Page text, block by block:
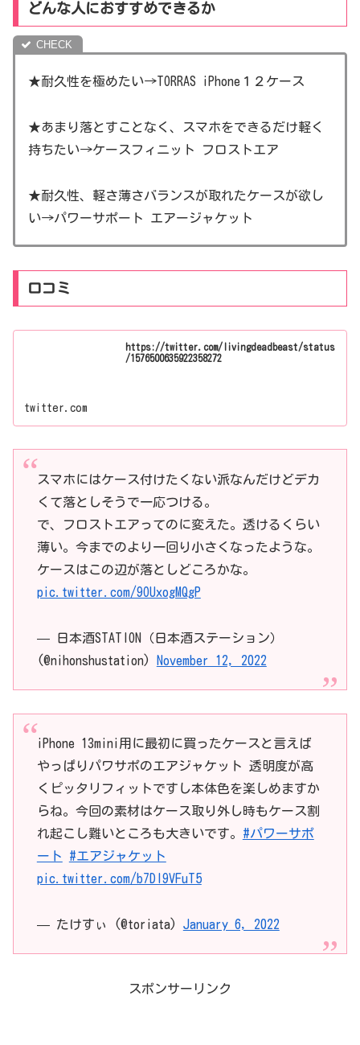
どんな人におすすめできるか
★耐久性を極めたい→TORRAS iPhone１２ケース
★あまり落とすことなく、スマホをできるだけ軽く
持ちたい→ケースフィニット フロストエア
★耐久性、軽さ薄さバランスが取れたケースが欲し
い→パワーサポート エアージャケット
口コミ
https://twitter.com/livingdeadbeast/status
/1576500635922358272
twitter.com
スマホにはケース付けたくない派なんだけどデカ
くて落としそうで一応つける。
で、フロストエアってのに変えた。透けるくらい
薄い。今までのより一回り小さくなったような。
ケースはこの辺が落としどころかな。
pic.twitter.com/9OUxogMQgP
— 日本酒STATION（日本酒ステーション）
(@nihonshustation) November 12, 2022
iPhone 13mini用に最初に買ったケースと言えば
やっぱりパワサポのエアジャケット 透明度が高
くピッタリフィットですし本体色を楽しめますか
らね。今回の素材はケース取り外し時もケース割
れ起こし難いところも大きいです。 #パワーサポ
ート
#エアジャケット
pic.twitter.com/b7DI9VFuT5
— たけすぃ (@toriata) January 6, 2022
スポンサーリンク